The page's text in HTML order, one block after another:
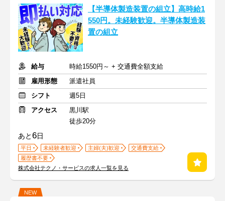
【半導体製造装置の組立】高時給1
550円。未経験歓迎。半導体製造装
置の組立
給与
時給1550円～ + 交通費全額支給
雇用形態
派遣社員
シフト
週5日
アクセス
黒川駅
徒歩20分
あと6日
平日 未経験者歓迎 主婦(夫)歓迎
交通費支給
履歴書不要
株式会社テクノ・サービスの求人一覧を見る
NEW